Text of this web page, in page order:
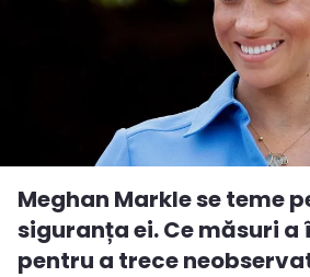
Meghan Markle se teme
siguranța ei. Ce măsuri a
pentru a trece